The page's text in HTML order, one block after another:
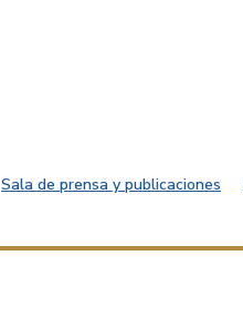
Sala de prensa y publicaciones